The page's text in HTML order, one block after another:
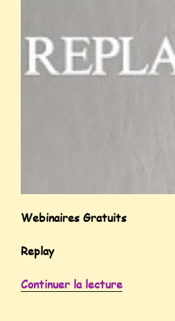
Webinaires Gratuits
Replay
Continuer la lecture